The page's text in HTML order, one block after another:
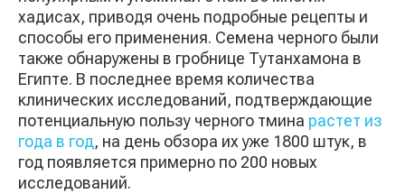
хадисах, приводя очень подробные рецепты и
способы его применения. Семена черного были
также обнаружены в гробнице Тутанхамона в
Египте. В последнее время количества
клинических исследований, подтверждающие
потенциальную пользу черного тмина растет из
года в год, на день обзора их уже 1800 штук, в
год появляется примерно по 200 новых
исследований.